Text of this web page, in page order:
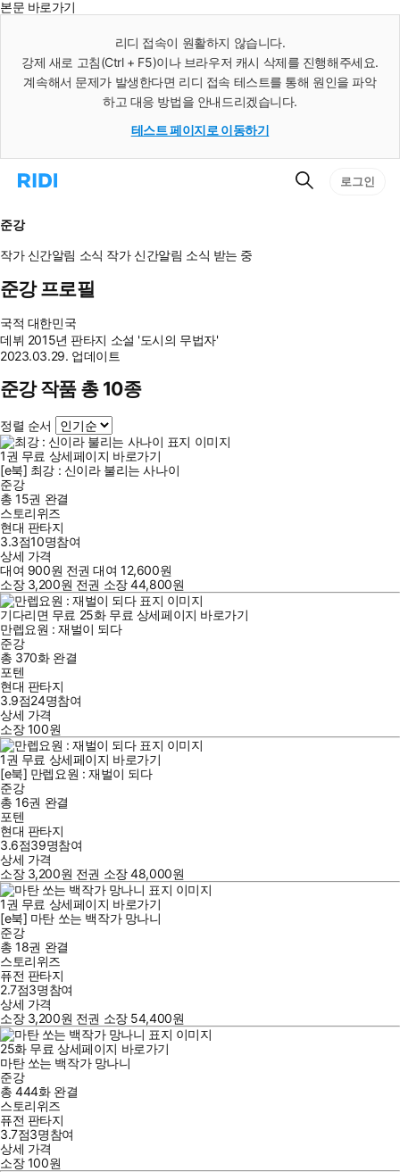
본문 바로가기
리디 접속이 원활하지 않습니다.
강제 새로 고침(Ctrl + F5)이나 브라우저 캐시 삭제를 진행해주세요.
계속해서 문제가 발생한다면 리디 접속 테스트를 통해 원인을 파악
하고 대응 방법을 안내드리겠습니다.
테스트 페이지로 이동하기
리
으
로
이
동
검
로그인
준강
작가 신간알림 소식 작가 신간알림 소식 받는 중
준강 프로필
국적 대한민국
데뷔 2015년 판타지 소설 '도시의 무법자'
2023.03.29. 업데이트
준강 작품 총 10종
정렬 순서
1권 무료 상세페이지 바로가기
[e북] 최강 : 신이라 불리는 사나이
준강
총 15권 완결
스토리위즈
현대 판타지
3.3점10명참여
상세 가격
대여 900원 전권 대여12,600원
소장 3,200원 전권 소장44,800원
기다리면 무료 25화 무료 상세페이지 바로가기
만렙요원 : 재벌이 되다
준강
총 370화 완결
포텐
현대 판타지
3.9점24명참여
상세 가격
소장100원
1권 무료 상세페이지 바로가기
[e북] 만렙요원 : 재벌이 되다
준강
총 16권 완결
포텐
현대 판타지
3.6점39명참여
상세 가격
소장 3,200원 전권 소장48,000원
1권 무료 상세페이지 바로가기
[e북] 마탄 쏘는 백작가 망나니
준강
총 18권 완결
스토리위즈
퓨전 판타지
2.7점3명참여
상세 가격
소장 3,200원 전권 소장 54,400원
25화 무료 상세페이지 바로가기
마탄 쏘는 백작가 망나니
준강
총 444화 완결
스토리위즈
퓨전 판타지
3.7점3명참여
상세 가격
소장100원